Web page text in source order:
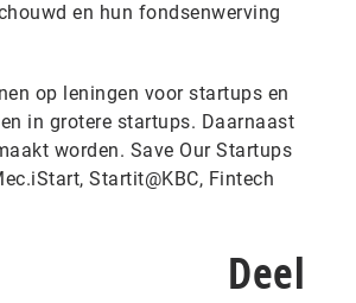
en hun fondsenwerving
op leningen voor startups en
in grotere startups. Daarnaast
worden. Save Our Startups
Startit@KBC, Fintech
Deel